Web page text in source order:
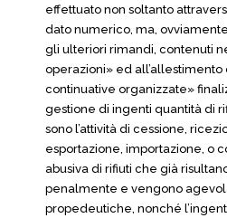
effettuato non soltanto
dato numerico, ma,
gli ulteriori rimandi, contenuti
operazioni» ed all’allestimento
continuative organizzate»
gestione di ingenti quantità di
sono l’attività di cessione,
esportazione, importazione, o
abusiva di rifiuti che già
penalmente e vengono
propedeutiche, nonché